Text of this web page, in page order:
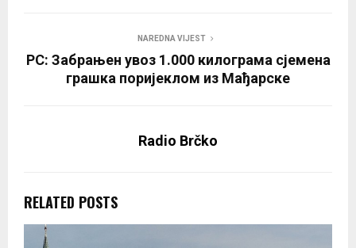
NAREDNA VIJEST
РС: Забрањен увоз 1.000 килограма сјемена
грашка поријеклом из Мађарске
Radio Brčko
RELATED POSTS